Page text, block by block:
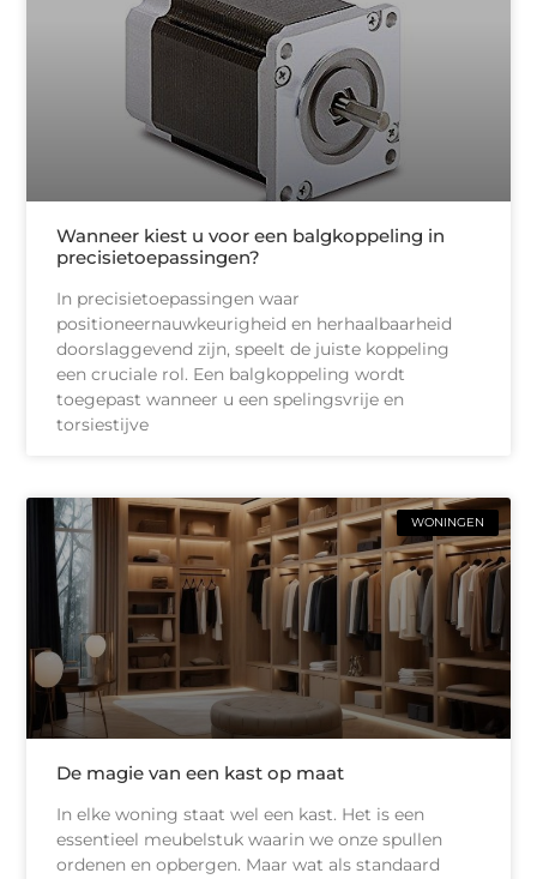
Wanneer kiest u voor een balgkoppeling in
precisietoepassingen?
In precisietoepassingen waar
positioneernauwkeurigheid en herhaalbaarheid
doorslaggevend zijn, speelt de juiste koppeling
een cruciale rol. Een balgkoppeling wordt
toegepast wanneer u een spelingsvrije en
torsiestijve
WONINGEN
De magie van een kast op maat
In elke woning staat wel een kast. Het is een
essentieel meubelstuk waarin we onze spullen
ordenen en opbergen. Maar wat als standaard